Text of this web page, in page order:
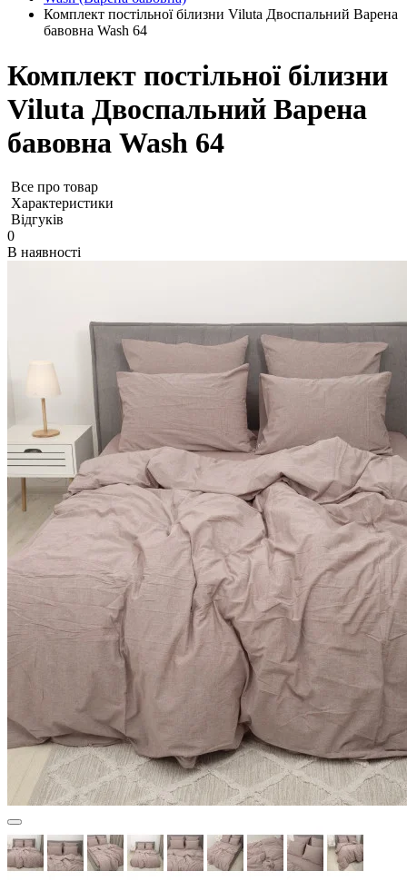
Комплект постільної білизни Viluta Двоспальний Варена
бавовна Wash 64
Комплект постільної білизни
Viluta Двоспальний Варена
бавовна Wash 64
Все про товар
Характеристики
Відгуків
0
В наявності